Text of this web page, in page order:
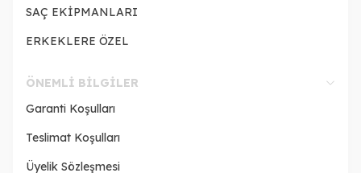
SAÇ EKİPMANLARI
ERKEKLERE ÖZEL
ÖNEMLI BILGILER
Garanti Koşulları
Teslimat Koşulları
Üyelik Sözleşmesi